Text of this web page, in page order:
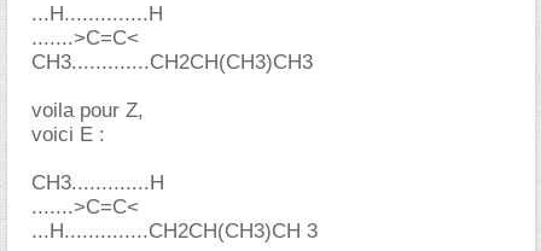
...H..............H
.......>C=C<
CH3.............CH2CH(CH3)CH3
voila pour Z,
voici E :
CH3.............H
.......>C=C<
...H..............CH2CH(CH3)CH 3